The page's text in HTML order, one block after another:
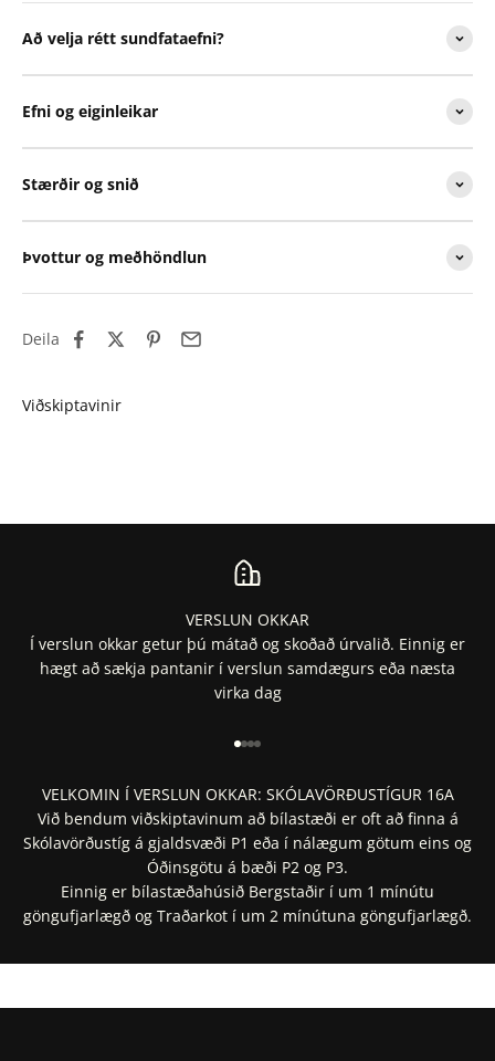
Að velja rétt sundfataefni?
Efni og eiginleikar
Stærðir og snið
Þvottur og meðhöndlun
Deila
VERSLUN OKKAR
Í verslun okkar getur þú mátað og skoðað úrvalið. Einnig er
hægt að sækja pantanir í verslun samdægurs eða næsta
virka dag
VELKOMIN Í VERSLUN OKKAR: SKÓLAVÖRÐUSTÍGUR 16A
Við bendum viðskiptavinum að bílastæði er oft að finna á
Skólavörðustíg á gjaldsvæði P1 eða í nálægum götum eins og
Óðinsgötu á bæði P2 og P3.
Einnig er bílastæðahúsið Bergstaðir í um 1 mínútu
göngufjarlægð og Traðarkot í um 2 mínútuna göngufjarlægð.
Staðsetning í Google Maps
Staðsetning í Apple Maps